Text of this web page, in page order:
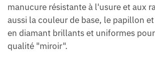
manucure résistante à l'usure et aux
aussi la couleur de base, le papillon
en diamant brillants et uniformes
qualité "miroir".